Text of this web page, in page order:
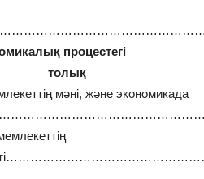
процестегі
толық
мәні, және экономикада